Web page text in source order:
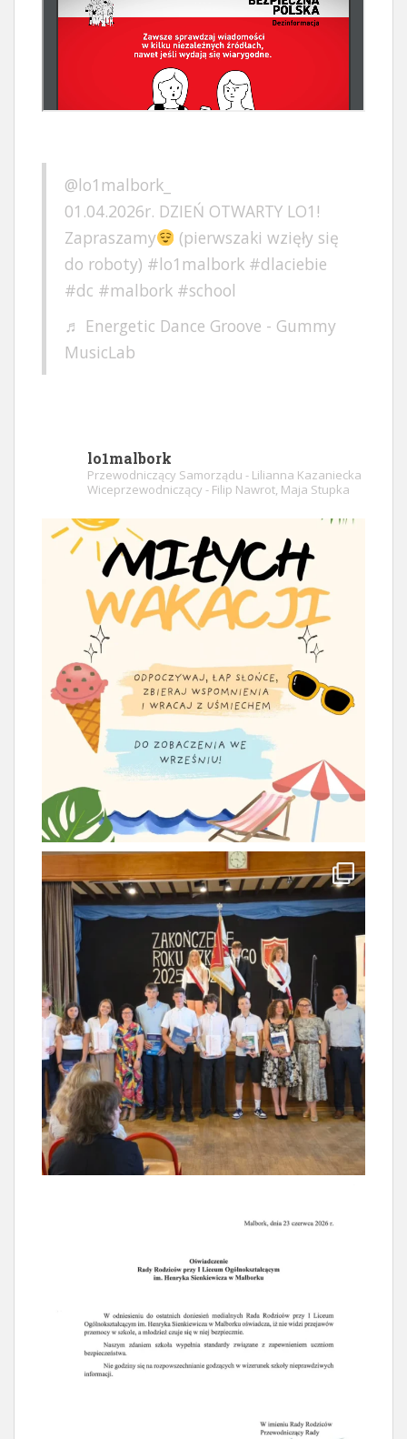
@lo1malbork_
01.04.2026r. DZIEŃ OTWARTY LO1!
Zapraszamy
(pierwszaki wzięły się
do roboty) #lo1malbork #dlaciebie
#dc #malbork #school
♬ Energetic Dance Groove - Gummy
MusicLab
lo1malbork
Przewodniczący Samorządu - Lilianna Kazaniecka
Wiceprzewodniczący - Filip Nawrot, Maja Stupka